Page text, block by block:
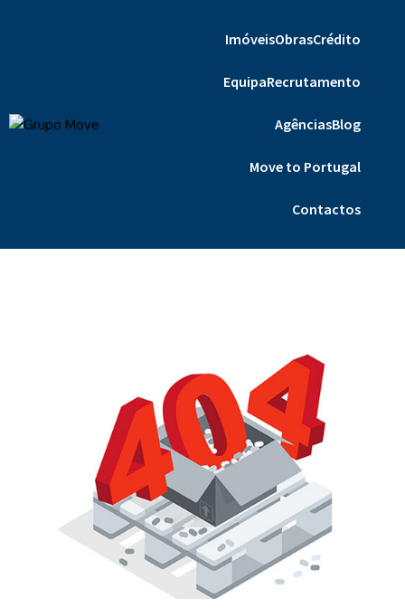
ImóveisObrasCrédito
EquipaRecrutamento
AgênciasBlog
Move to Portugal
Contactos